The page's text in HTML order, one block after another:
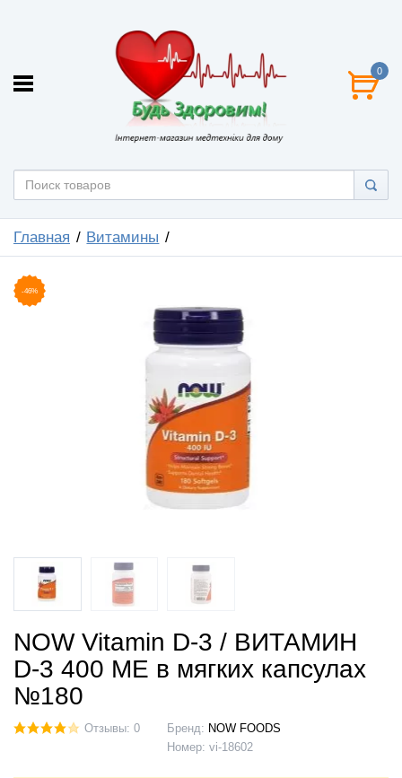
0
Главная Витамины
-46%
NOW Vitamin D-3 / ВИТАМИН
D-3 400 МЕ в мягких капсулах
№180
Отзывы: 0 Бренд: NOW FOODS
Номер: vi-18602